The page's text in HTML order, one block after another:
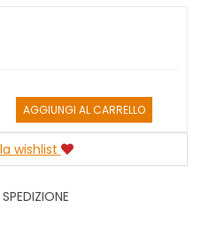
AGGIUNGI AL CARRELLO
wishlist